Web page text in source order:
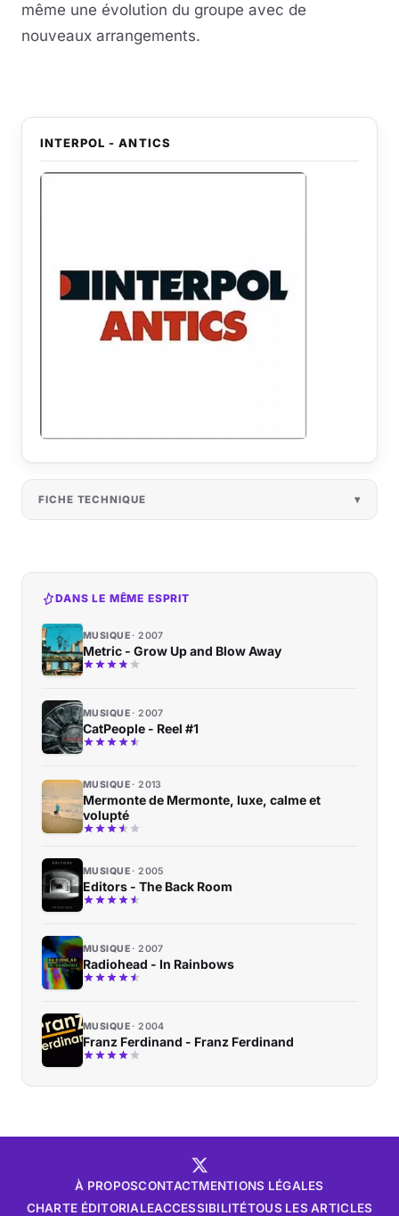
même une évolution du groupe avec de
nouveaux arrangements.
INTERPOL - ANTICS
FICHE TECHNIQUE
DANS LE MÊME ESPRIT
MUSIQUE 2007
Metric - Grow Up and Blow Away
MUSIQUE 2007
CatPeople - Reel #1
MUSIQUE 2013
Mermonte de Mermonte, luxe, calme et
volupté
MUSIQUE 2005
Editors - The Back Room
MUSIQUE 2007
Radiohead - In Rainbows
MUSIQUE 2004
Franz Ferdinand - Franz Ferdinand
À PROPOSCONTACTMENTIONS LÉGALES
CHARTE ÉDITORIALEACCESSIBILITÉTOUS LES ARTICLES